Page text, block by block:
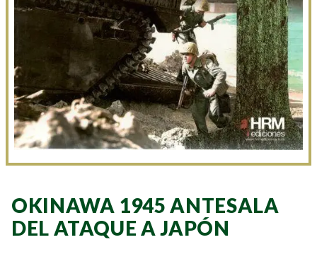
OKINAWA 1945 ANTESALA
DEL ATAQUE A JAPÓN